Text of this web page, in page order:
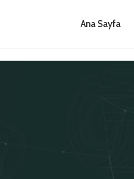
Ana Sayfa